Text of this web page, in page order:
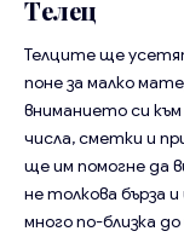
Телец
Телците ще
поне за малко
вниманието си
числа, сметки и
ще им помогне да
не толкова бърза
много по-близка